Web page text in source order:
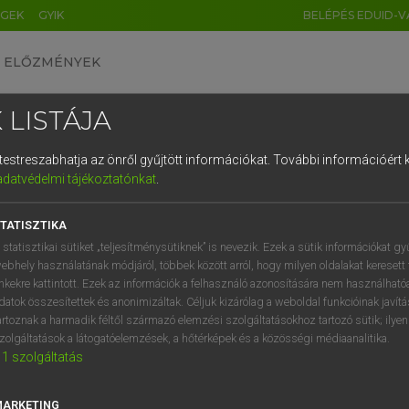
GYIK BELÉPÉS EDUID-
ELŐZMÉNYEK
szótár
VAN ELŐFIZETÉSED?
megtekintéséhez.
LISTÁJA
az önről gyűjtött információkat. További információért
tájékoztatónkat.
statisztikai sütiket „teljesítménysütiknek” is nevezik. Ezek a sütik információkat
használatának módjáról, többek között arról, hogy milyen oldalakat keresett
kattintott. Ezek az információk a felhasználó azonosítására nem
összesítettek és anonimizáltak. Céljuk kizárólag a weboldal funkcióinak
a harmadik féltől származó elemzési szolgáltatásokhoz tartozó sütik;
a látogatóelemzések, a hőtérképek és a közösségi médiaanalitika.
1 szolgáltatás
DE CN FR ES IT NL
1 2 3 4 5 6 7 8 9
q w e r t z u i
a s d f g h j k l é
í y x c v b n m , .